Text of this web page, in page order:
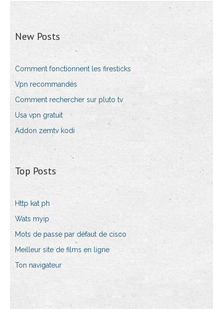
New Posts
Comment fonctionnent les firesticks
Vpn recommandés
Comment rechercher sur pluto tv
Usa vpn gratuit
Addon zemtv kodi
Top Posts
Http kat ph
Wats myip
Mots de passe par défaut de cisco
Meilleur site de films en ligne
Ton navigateur